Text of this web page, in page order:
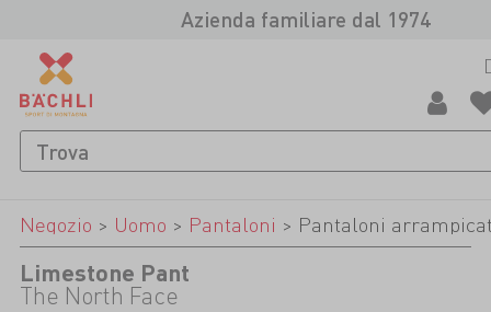
Azienda familiare dal 1974
Negozio > Uomo > Pantaloni > Pantaloni
Limestone Pant
The North Face